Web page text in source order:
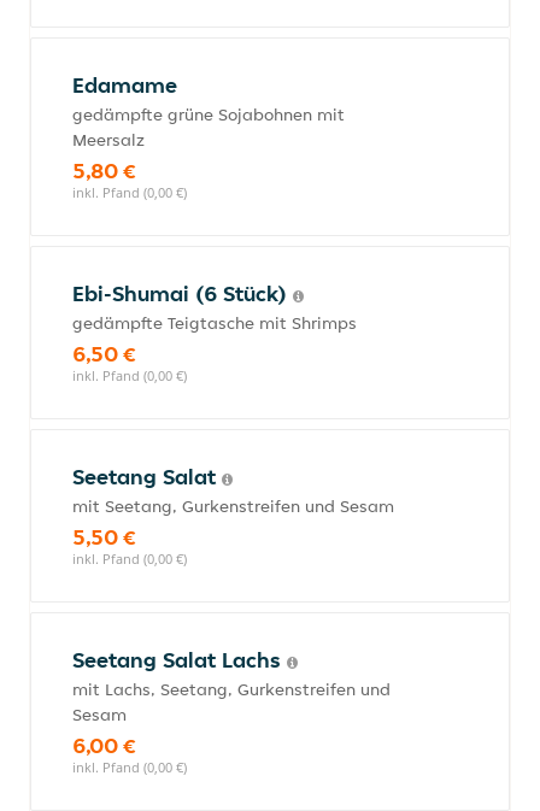
Edamame
gedämpfte grüne Sojabohnen mit
Meersalz
5,80 €
inkl. Pfand (0,00 €)
Ebi-Shumai (6 Stück)
gedämpfte Teigtasche mit Shrimps
6,50 €
inkl. Pfand (0,00 €)
Seetang Salat
mit Seetang, Gurkenstreifen und Sesam
5,50 €
inkl. Pfand (0,00 €)
Seetang Salat Lachs
mit Lachs, Seetang, Gurkenstreifen und
Sesam
6,00 €
inkl. Pfand (0,00 €)